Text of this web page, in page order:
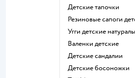
Детские тапочки
Резиновые сапоги
Угги детские
Валенки детские
Детские сандалии
Детские босоножки